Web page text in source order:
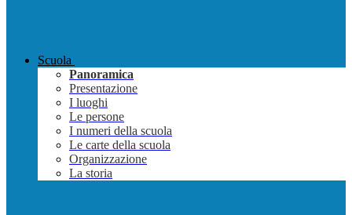
Scuola
Panoramica
Presentazione
I luoghi
Le persone
I numeri della scuola
Le carte della scuola
Organizzazione
La storia